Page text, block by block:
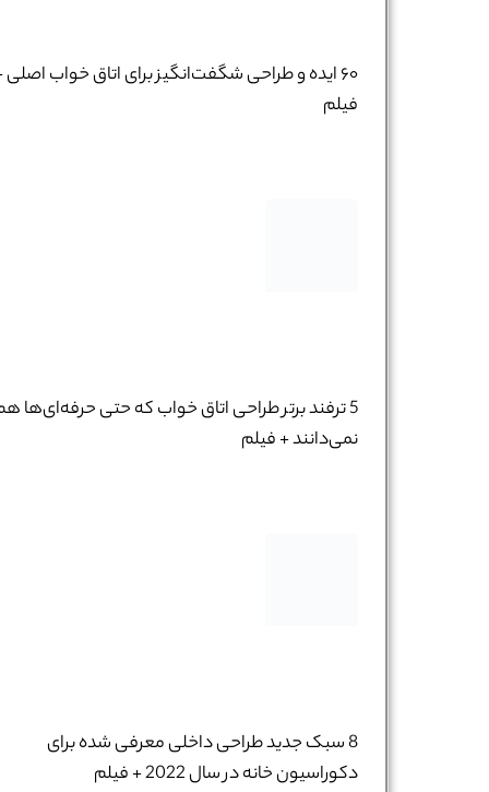
۶۰ ایده و طراحی شگفت‌انگیز برای اتاق خواب اصلی
فیلم
5 ترفند برتر طراحی اتاق خواب که حتی حرفه‌ای‌ها
نمی‌دانند + فیلم
8 سبک جدید طراحی داخلی معرفی شده برای
دکوراسیون خانه در سال 2022 + فیلم